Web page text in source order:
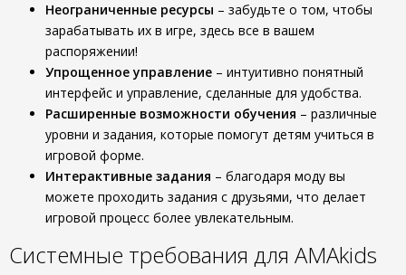
Неограниченные ресурсы – забудьте о том, чтобы
зарабатывать их в игре, здесь все в вашем
распоряжении!
Упрощенное управление – интуитивно понятный
интерфейс и управление, сделанные для удобства.
Расширенные возможности обучения – различные
уровни и задания, которые помогут детям учиться в
игровой форме.
Интерактивные задания – благодаря моду вы
можете проходить задания с друзьями, что делает
игровой процесс более увлекательным.
Системные требования для AMAkids